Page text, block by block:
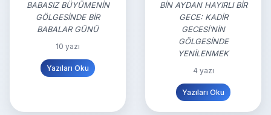
BABASIZ BÜYÜMENİN
GÖLGESİNDE BİR
BABALAR GÜNÜ
10 yazı
Yazıları Oku
BİN AYDAN HAYIRLI BİR
GECE: KADİR
GECESİ’NİN
GÖLGESİNDE
YENİLENMEK
4 yazı
Yazıları Oku